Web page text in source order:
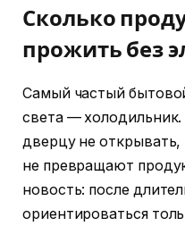
Сколько
прожить без
Самый частый
света —
дверцу не открывать,
не превращают
новость: после
ориентироваться